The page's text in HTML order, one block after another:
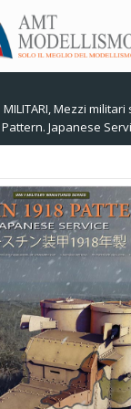
,Mezzi militari
Japanese